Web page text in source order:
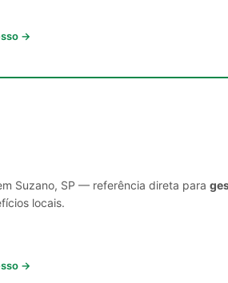
→
Suzano, SP — referência direta para
locais.
→